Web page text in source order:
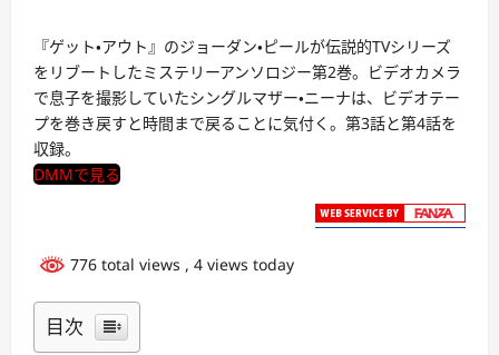
『ゲット・アウト』のジョーダン・ピールが伝説的TVシリーズ
をリブートしたミステリーアンソロジー第2巻。ビデオカメラ
で息子を撮影していたシングルマザー・ニーナは、ビデオテー
プを巻き戻すと時間まで戻ることに気付く。第3話と第4話を
収録。
DMMで見る
776 total views , 4 views today
目次